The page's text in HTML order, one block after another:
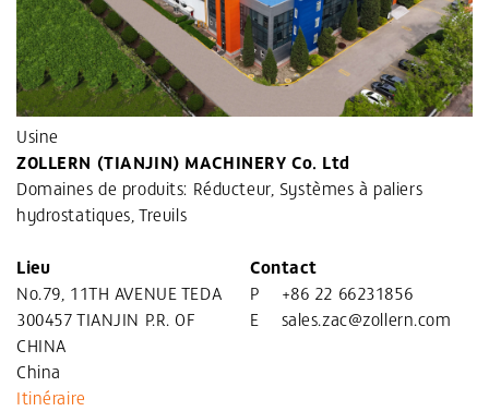
Usine
ZOLLERN (TIANJIN) MACHINERY Co. Ltd
Domaines de produits: Réducteur, Systèmes à paliers
hydrostatiques, Treuils
Lieu
No.79, 11TH AVENUE TEDA
300457 TIANJIN P.R. OF
CHINA
China
Itinéraire
Contact
P
+86 22 66231856
E
sales.zac@zollern.com